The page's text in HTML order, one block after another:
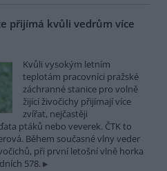
přijímá kvůli vedrům více
Kvůli vysokým letním
teplotám pracovníci pražské
záchranné stanice pro volně
žijící živočichy přijímají více
zvířat, nejčastěji
ptáků nebo veverek. ČTK to
Během současné vlny veder
při první letošní vlně horka
578.